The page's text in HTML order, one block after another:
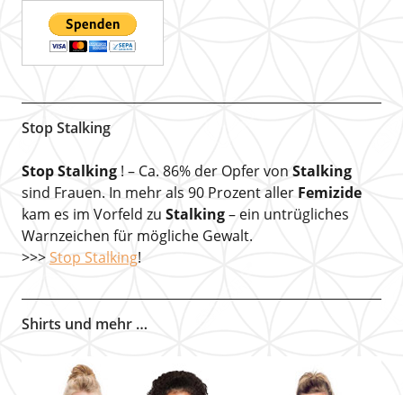
Stop Stalking
Stop Stalking! – Ca. 86% der Opfer von Stalking
sind Frauen. In mehr als 90 Prozent aller Femizide
kam es im Vorfeld zu Stalking– ein untrügliches
Warnzeichen für mögliche Gewalt.
>>>Stop Stalking!
Shirts und mehr …